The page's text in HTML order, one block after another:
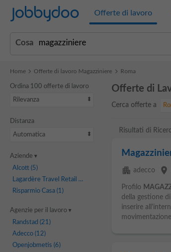
Jobbydoo Offerte di lavoro
Cosa
Home Offerte di lavoro Magazziniere Roma
Ordina 100 offerte di lavoro
Rilevanza
Distanza
Automatica
Aziende
Alcott(5)
Lagardère Travel Retail
Risparmio Casa(1)
Agenzie per il lavoro
Randstad (21)
Adecco(12)
Openjobmetis (6)
Offerte di
Cerca offerte a
Risultati di
apartment adecco place
Profilo
della gestione
inserire